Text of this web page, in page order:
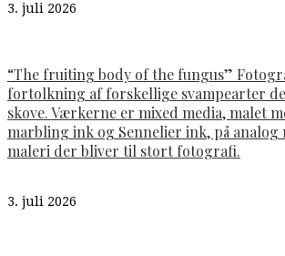
3. juli 2026
“The fruiting body of the fungus”
fortolkning af forskellige svampearter
skove. Værkerne er mixed media, malet
marbling ink og Sennelier ink, på
maleri der bliver til stort fotografi.
3. juli 2026